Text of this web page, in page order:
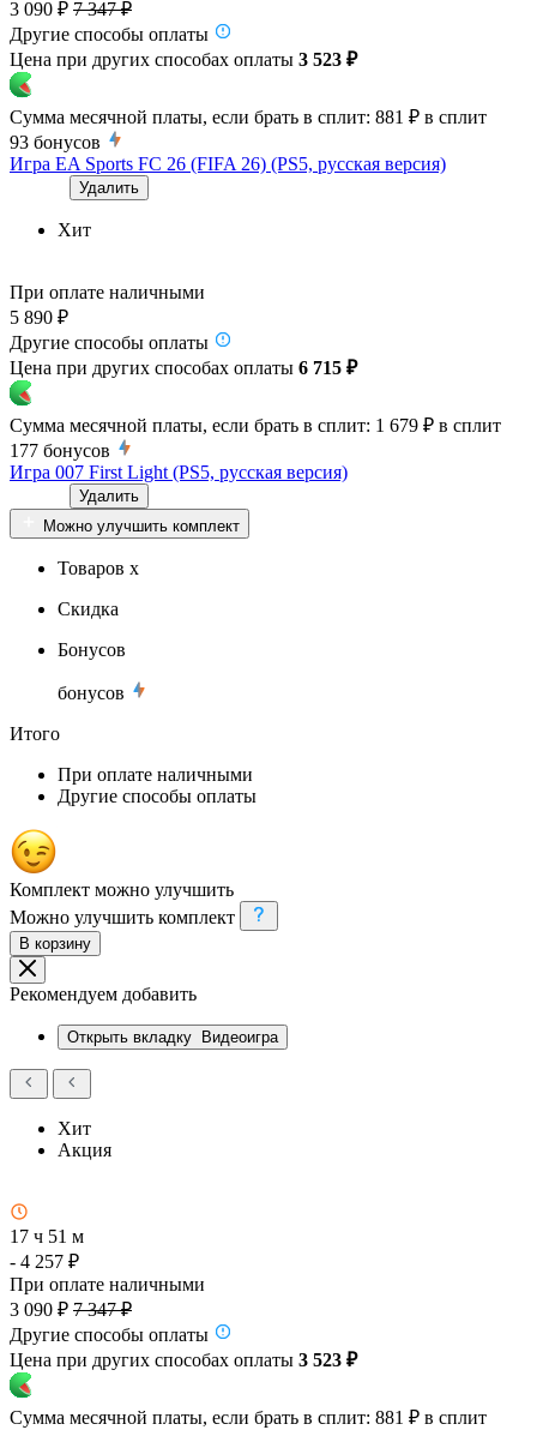
3 090 ₽ 7 347 ₽
Другие способы оплаты
Цена при других способах оплаты 3 523 ₽
Сумма месячной платы, если брать в сплит: 881 ₽ в сплит
93 бонусов
Игра EA Sports FC 26 (FIFA 26) (PS5, русская версия)
Удалить
Хит
При оплате наличными
5 890 ₽
Другие способы оплаты
Цена при других способах оплаты 6 715 ₽
Сумма месячной платы, если брать в сплит: 1 679 ₽ в сплит
177 бонусов
Игра 007 First Light (PS5, русская версия)
Удалить
Можно улучшить комплект
Товаров x
Скидка
Бонусов
бонусов
Итого
При оплате наличными
Другие способы оплаты
Комплект можно улучшить
Можно улучшить комплект
В корзину
Рекомендуем добавить
Открыть вкладку Видеоигра
Хит
Акция
17 ч 51 м
- 4 257 ₽
При оплате наличными
3 090 ₽ 7 347 ₽
Другие способы оплаты
Цена при других способах оплаты 3 523 ₽
Сумма месячной платы, если брать в сплит: 881 ₽ в сплит